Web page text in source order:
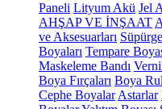
Paneli Lityum Akü Jel
AHŞAP VE İNŞAAT
ve Aksesuarları
Boyaları Tempare
Maskeleme Bandı
Boya Fırçaları Boya
Cephe Boyalar Astarlar